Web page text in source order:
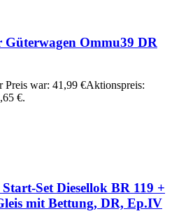
Güterwagen Ommu39 DR
Preis war: 41,99 €Aktionspreis:
€.
Set Diesellok BR 119 +
mit Bettung, DR, Ep.IV